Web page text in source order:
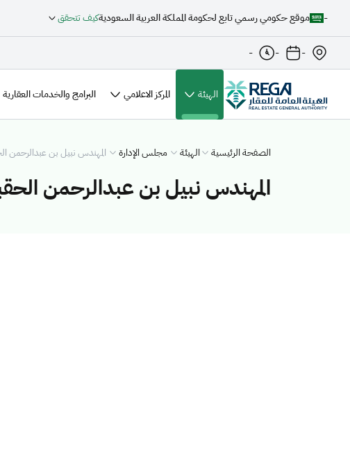
- موقع حكومي رسمي تابع لحكومة المملكة العربية السعوديةكيف تتحقق
-
-
-
الهيئة(الصفحة الحالية)
المركز الاعلامي البرامج والخدمات العقارية
الصفحة الرئيسية الهيئة مجلس الإدارة المهندس نبيل بن عبدالرحمن
المهندس نبيل بن عبدالرحمن